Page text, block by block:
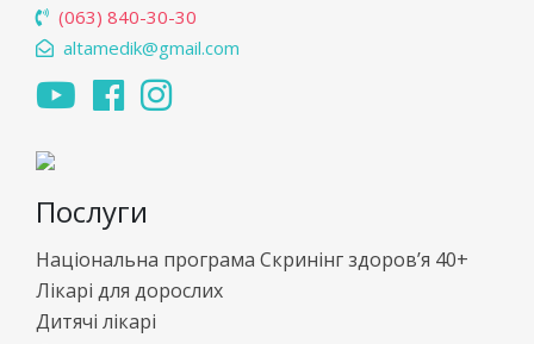
(063) 840-30-30
altamedik@gmail.com
Послуги
Національна програма Скринінг здоров’я 40+
Лікарі для дорослих
Дитячі лікарі